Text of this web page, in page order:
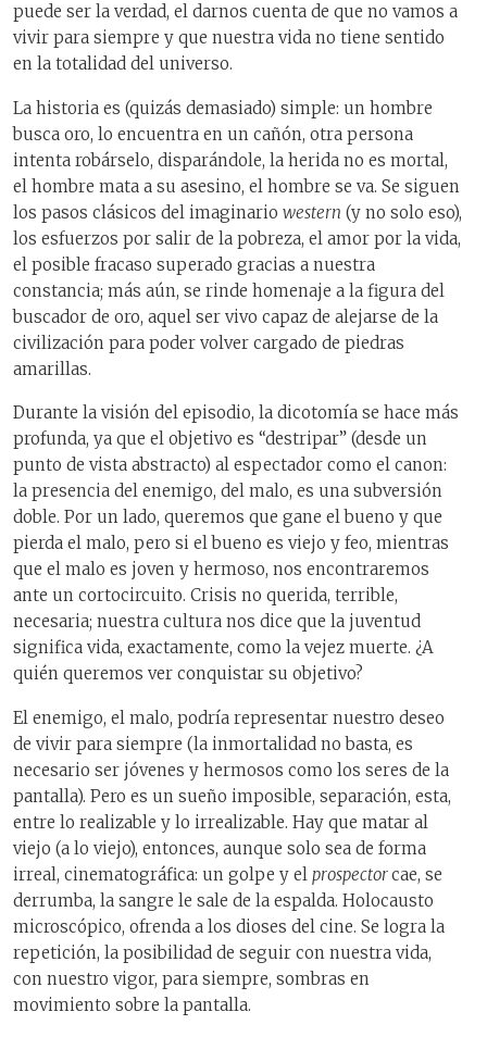
puede ser la verdad, el darnos cuenta de que no vamos a
vivir para siempre y que nuestra vida no tiene sentido
en la totalidad del universo.
La historia es (quizás demasiado) simple: un hombre
busca oro, lo encuentra en un cañón, otra persona
intenta robárselo, disparándole, la herida no es mortal,
el hombre mata a su asesino, el hombre se va. Se siguen
los pasos clásicos del imaginario western (y no solo eso),
los esfuerzos por salir de la pobreza, el amor por la vida,
el posible fracaso superado gracias a nuestra
constancia; más aún, se rinde homenaje a la figura del
buscador de oro, aquel ser vivo capaz de alejarse de la
civilización para poder volver cargado de piedras
amarillas.
Durante la visión del episodio, la dicotomía se hace más
profunda, ya que el objetivo es “destripar” (desde un
punto de vista abstracto) al espectador como el canon:
la presencia del enemigo, del malo, es una subversión
doble. Por un lado, queremos que gane el bueno y que
pierda el malo, pero si el bueno es viejo y feo, mientras
que el malo es joven y hermoso, nos encontraremos
ante un cortocircuito. Crisis no querida, terrible,
necesaria; nuestra cultura nos dice que la juventud
significa vida, exactamente, como la vejez muerte. ¿A
quién queremos ver conquistar su objetivo?
El enemigo, el malo, podría representar nuestro deseo
de vivir para siempre (la inmortalidad no basta, es
necesario ser jóvenes y hermosos como los seres de la
pantalla). Pero es un sueño imposible, separación, esta,
entre lo realizable y lo irrealizable. Hay que matar al
viejo (a lo viejo), entonces, aunque solo sea de forma
irreal, cinematográfica: un golpe y el prospectorcae, se
derrumba, la sangre le sale de la espalda. Holocausto
microscópico, ofrenda a los dioses del cine. Se logra la
repetición, la posibilidad de seguir con nuestra vida,
con nuestro vigor, para siempre, sombras en
movimiento sobre la pantalla.